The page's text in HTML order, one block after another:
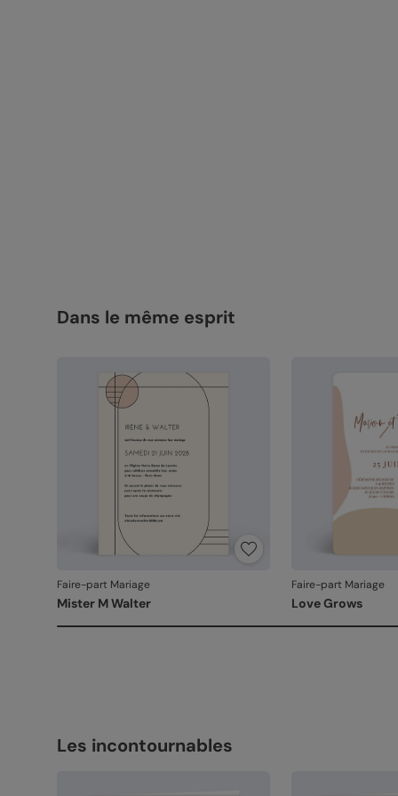
Dans le même esprit
Faire-part Mariage
Mister M Walter
Faire-part Mariage
Love Grows
Les incontournables